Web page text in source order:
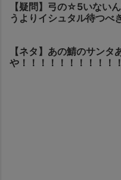
【疑問】弓の☆5いない
うよりイシュタル待つべ
【ネタ】あの鯖のサンタ
や！！！！！！！！！！